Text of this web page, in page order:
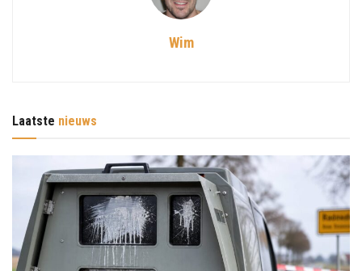
Wim
Laatste nieuws